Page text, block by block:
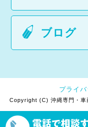
ブログ
プライ
Copyright (C) 沖縄専門・車